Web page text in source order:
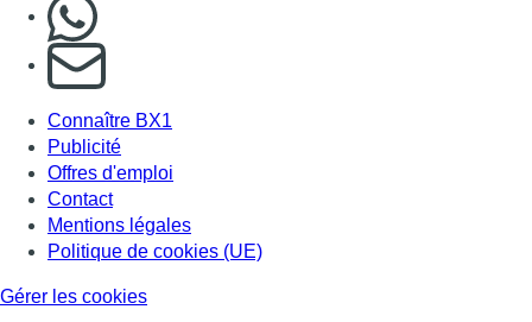
S'abonner à notre newsletter
Connaître BX1
Publicité
Offres d'emploi
Contact
Mentions légales
Politique de cookies (UE)
Gérer les cookies